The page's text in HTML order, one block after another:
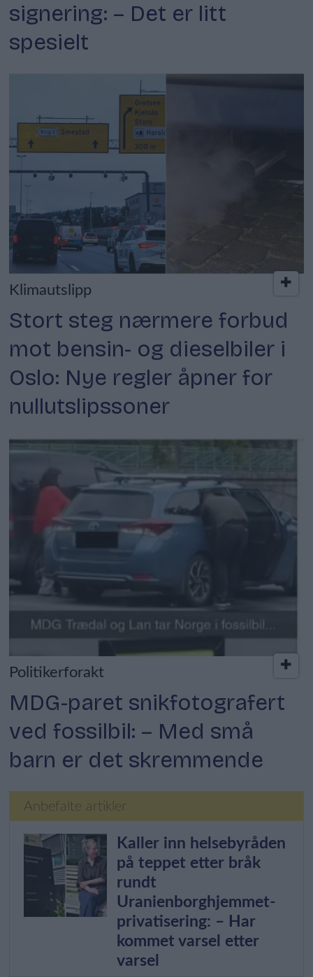
signering: – Det er litt
spesielt
Klimautslipp
Stort steg nærmere forbud
mot bensin- og dieselbiler i
Oslo: Nye regler åpner for
nullutslipssoner
Politikerforakt
MDG-paret snikfotografert
ved fossilbil: – Med små
barn er det skremmende
Anbefalte artikler
Kaller inn helsebyråden
på teppet etter bråk
rundt
Uranienborghjemmet-
privatisering: – Har
kommet varsel etter
varsel